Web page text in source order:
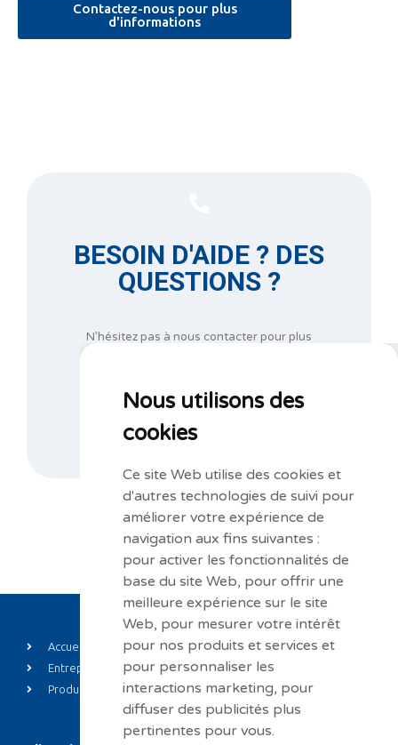
Nous utilisons des
cookies
Ce site Web utilise des cookies et
d'autres technologies de suivi pour
améliorer votre expérience de
navigation aux fins suivantes :
pour activer les fonctionnalités de
base du site Web, pour offrir une
meilleure expérience sur le site
Web, pour mesurer votre intérêt
pour nos produits et services et
pour personnaliser les
interactions marketing, pour
diffuser des publicités plus
pertinentes pour vous.
Contactez-nous pour plus
d'informations
BESOIN D'AIDE ? DES
QUESTIONS ?
N’hésitez pas à nous contacter pour plus
NOUS CONTACTER
Accueil
Entreprise
Produits
Private label
Actualités
Contact